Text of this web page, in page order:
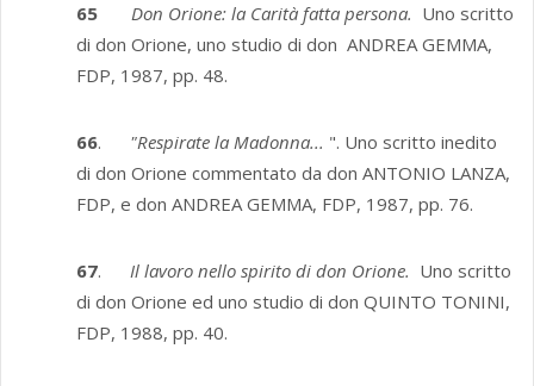
65 Don Orione: la Carità fatta persona. Uno scritto
di don Orione, uno studio di don ANDREA GEMMA,
FDP, 1987, pp. 48.
66. "Respirate la Madonna... ". Uno scritto inedito
di don Orione commen­tato da don ANTONIO LANZA,
FDP, e don ANDREA GEMMA, FDP, 1987, pp. 76.
67. Il lavoro nello spirito di don Orione. Uno scritto
di don Orione ed uno studio di don QUINTO TONINI,
FDP, 1988, pp. 40.